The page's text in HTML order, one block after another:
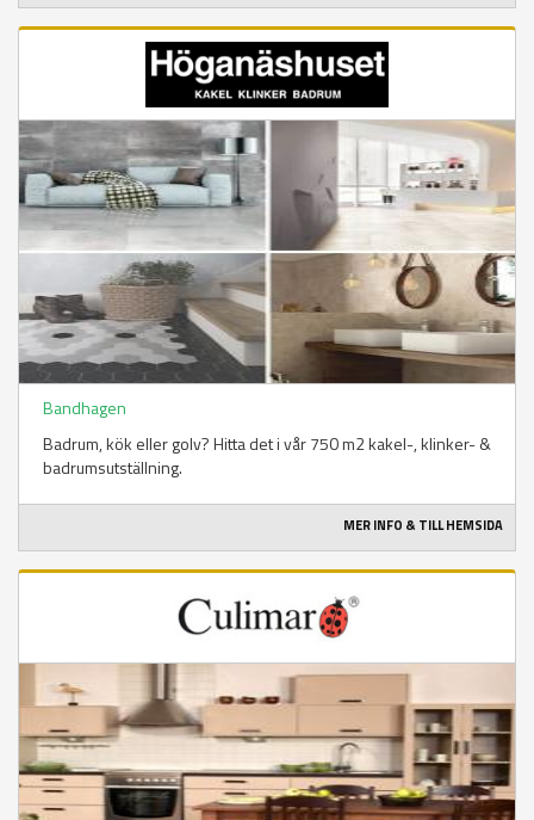
Bandhagen
Badrum, kök eller golv? Hitta det i vår 750 m2 kakel-, klinker- &
badrumsutställning.
MER INFO & TILL HEMSIDA